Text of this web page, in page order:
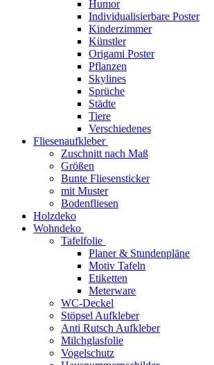
Humor
Individualisierbare Poster
Kinderzimmer
Künstler
Origami Poster
Pflanzen
Skylines
Sprüche
Städte
Tiere
Verschiedenes
Fliesenaufkleber
Zuschnitt nach Maß
Größen
Bunte Fliesensticker
mit Muster
Bodenfliesen
Holzdeko
Wohndeko
Tafelfolie
Planer & Stundenpläne
Motiv Tafeln
Etiketten
Meterware
WC-Deckel
Stöpsel Aufkleber
Anti Rutsch Aufkleber
Milchglasfolie
Vogelschutz